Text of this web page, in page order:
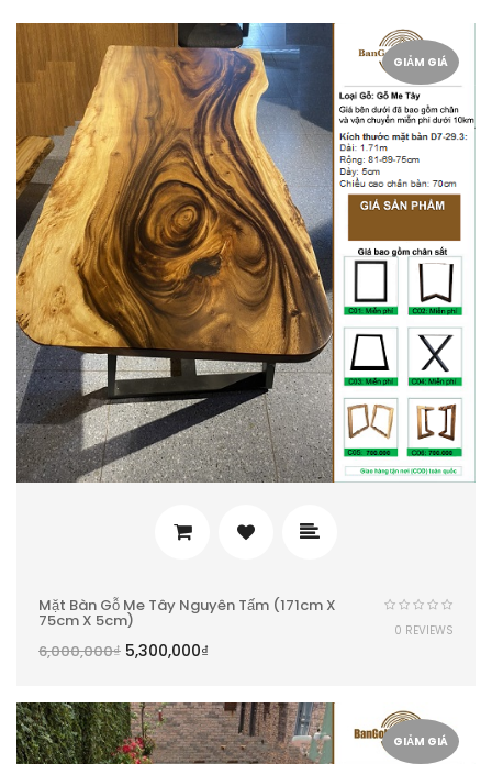
GIẢM GIÁ
Mặt Bàn Gỗ Me Tây Nguyên Tấm (171cm X
75cm X 5cm)
6,000,000₫ 5,300,000₫
0 REVIEWS
GIẢM GIÁ